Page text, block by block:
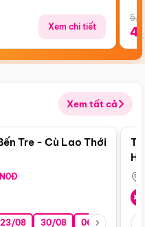
Xem chi tiết
Xem tất cả
Điểm nổi bật
Tre - Cù Lao Thới
23/08 30/08 06/09 13/09